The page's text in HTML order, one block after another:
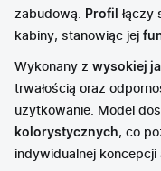
zabudową. Profil
łączy
kabiny, stanowiąc jej
Wykonany z wysokiej
trwałością oraz
użytkowanie. Model
kolorystycznych, co
indywidualnej koncepcji